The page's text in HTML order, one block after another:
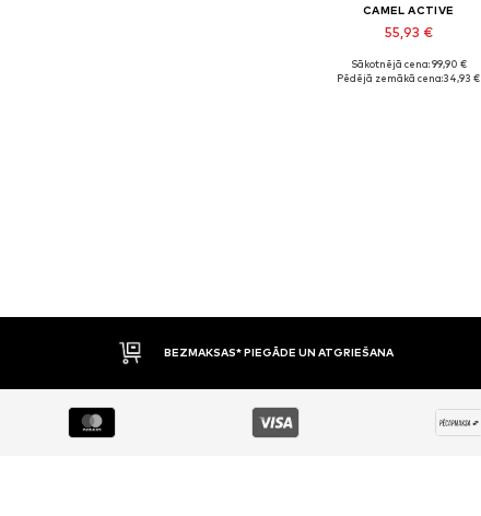
CAMEL ACTIVE
55,93 €
Pieejamie izmēri: 38
Sākotnējā cena: 99,90 €
Pēdējā zemākā cena:34,93 €
BEZMAKSAS* PIEGĀDE UN ATGRIEŠANA